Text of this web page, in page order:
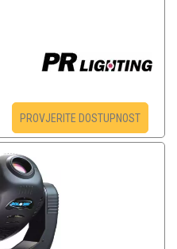
PROVJERITE DOSTUPNOST